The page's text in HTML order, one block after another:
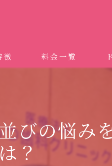
ス矯正）
徴
つのワンライン歯臓ブラシ
ニック
料金一覧
びの悩み
は？